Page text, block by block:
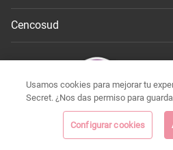
Cencosud
Todos los derechos
Usamos cookies para mejorar tu
Secret. ¿Nos das permiso para
Configurar cookies